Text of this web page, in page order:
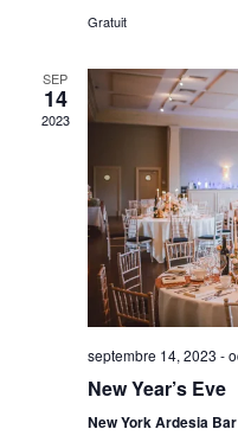
Gratuit
SEP
14
2023
septembre 14, 2023 -
New Year’s Eve
New York Ardesia Bar